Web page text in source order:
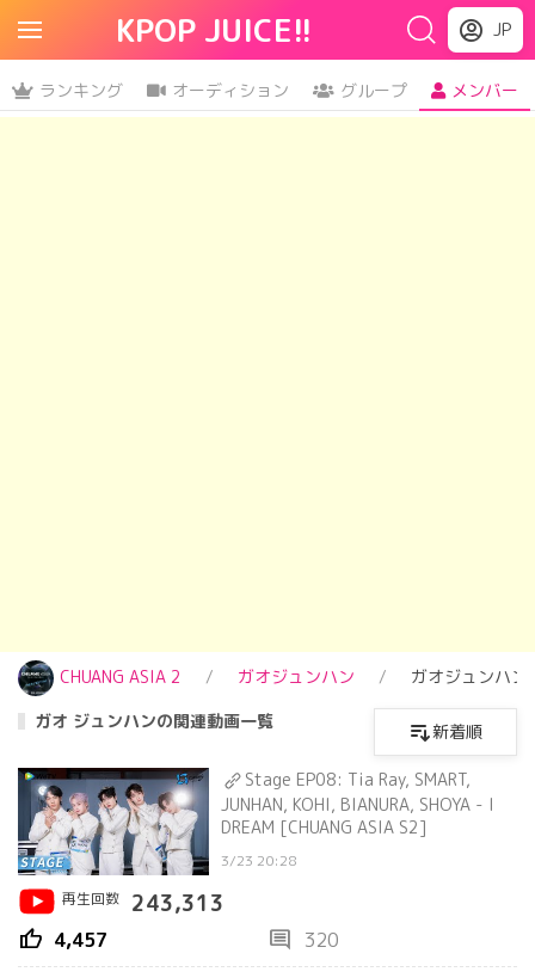
KPOP JUICE!! JP
ランキング オーディション グループ メンバー
CHUANG ASIA 2 ガオジュンハン
ガオジュンハン
ガオ ジュンハンの関連動画一覧
新着順
Stage EP08: Tia Ray, SMART,
JUNHAN, KOHI, BIANURA, SHOYA - I
DREAM [CHUANG ASIA S2]
3/23 20:28
再生回数
243,313
thumb_up 4,457 comment 320